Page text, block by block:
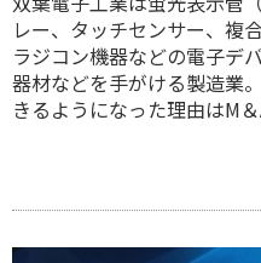
レー、タッチセンサー、複
ラジコン機器などの電子デ
器材などを手がける製造業
きるようになった理由はM＆